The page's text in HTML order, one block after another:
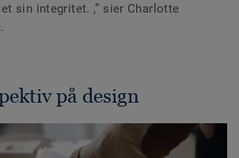
sin integritet. ,” sier Charlotte
på design